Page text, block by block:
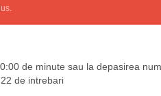
de minute sau la depasirea
de intrebari